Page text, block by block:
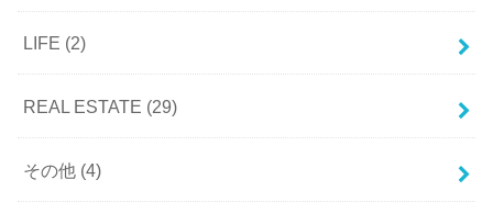
LIFE (2)
REAL ESTATE (29)
その他 (4)